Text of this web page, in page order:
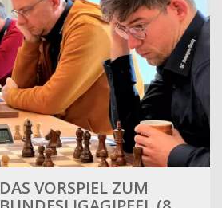
DAS VORSPIEL ZUM